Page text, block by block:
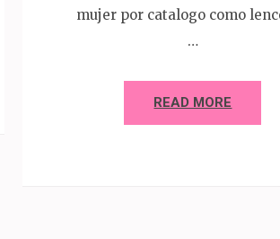
mujer por catalogo como
…
READ MORE